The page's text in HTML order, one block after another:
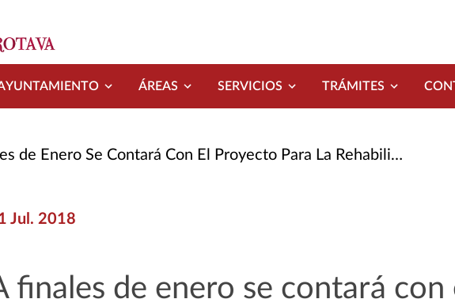
ÁREAS SERVICIOS TRÁMITES
Enero Se Contará Con El Proyecto Para La Rehabilitación del Auditorio Teobaldo Power
Jul. 2018
finales de enero se contará